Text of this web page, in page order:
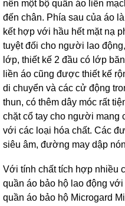
nên một bộ quần áo liền
đến chân. Phía sau của áo
kết hợp với hầu hết mặt nạ
tuyệt đối cho người lao
lớp, thiết kế 2 đầu có lớp
liền áo cũng được thiết kế
di chuyển và các cử động
thun, có thêm dây móc rất
chặt cổ tay cho người mang
với các loại hóa chất. Các
siêu âm, đường may dập
Với tính chất tích hợp nhiều
quần áo bảo hộ lao động
quần áo bảo hộ Microgard